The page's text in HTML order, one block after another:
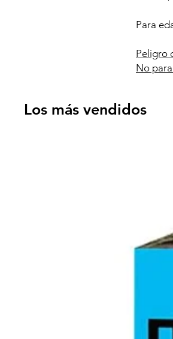
Para
Peligro
No
Los más vendidos